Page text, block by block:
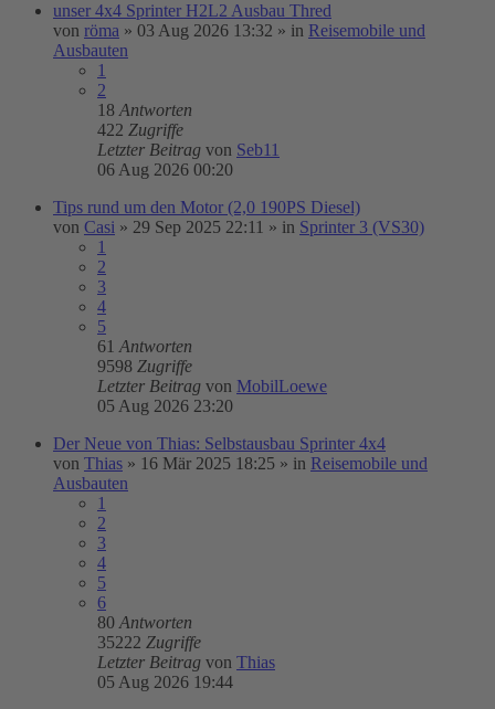
unser 4x4 Sprinter H2L2 Ausbau Thred
von röma » 03 Aug 2026 13:32 » in Reisemobile und
Ausbauten
1
2
18 Antworten
422 Zugriffe
Letzter Beitrag von Seb11
06 Aug 2026 00:20
Tips rund um den Motor (2,0 190PS Diesel)
von Casi » 29 Sep 2025 22:11 » in Sprinter 3 (VS30)
1
2
3
4
5
61 Antworten
9598 Zugriffe
Letzter Beitrag von MobilLoewe
05 Aug 2026 23:20
Der Neue von Thias: Selbstausbau Sprinter 4x4
von Thias » 16 Mär 2025 18:25 » in Reisemobile und
Ausbauten
1
2
3
4
5
6
80 Antworten
35222 Zugriffe
Letzter Beitrag von Thias
05 Aug 2026 19:44